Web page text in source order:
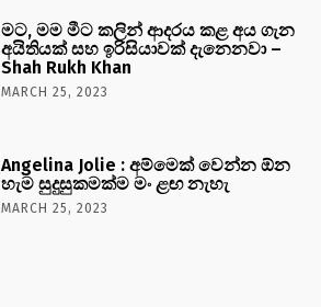
මට, මම මීට කලින් ආදරය කළ අය ගැන
අයිතියක් සහ ඉරිසියාවක් දැනෙනවා –
Shah Rukh Khan
MARCH 25, 2023
Angelina Jolie : අම්මෙක් වෙන්න ඕන
හැම සුදුසුකමක්ම මං ළඟ නැහැ
MARCH 25, 2023